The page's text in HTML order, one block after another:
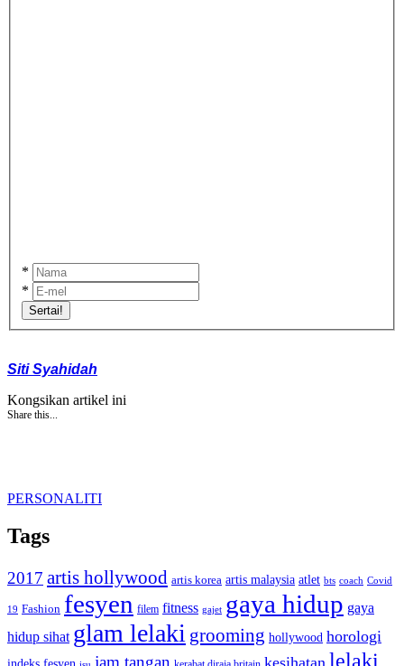
*
*
Sertai!
Siti Syahidah
Kongsikan artikel ini
Share this...
PERSONALITI
Tags
2017 artis hollywood artis korea artis malaysia atlet bts coach Covid
19 Fashion fesyen filem fitness gajet gaya hidup gaya
hidup sihat glam lelaki grooming hollywood horologi
lelaki